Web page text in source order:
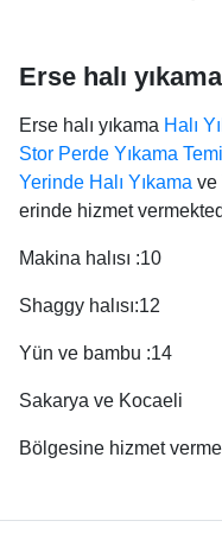
Erse halı
Erse halı yıkama Halı
Stor Perde Yıkama
Yerinde Halı Yıkama ve
erinde hizmet
Makina halısı :10
Shaggy halısı:12
Yün ve bambu :14
Sakarya ve Kocaeli
Bölgesine hizmet